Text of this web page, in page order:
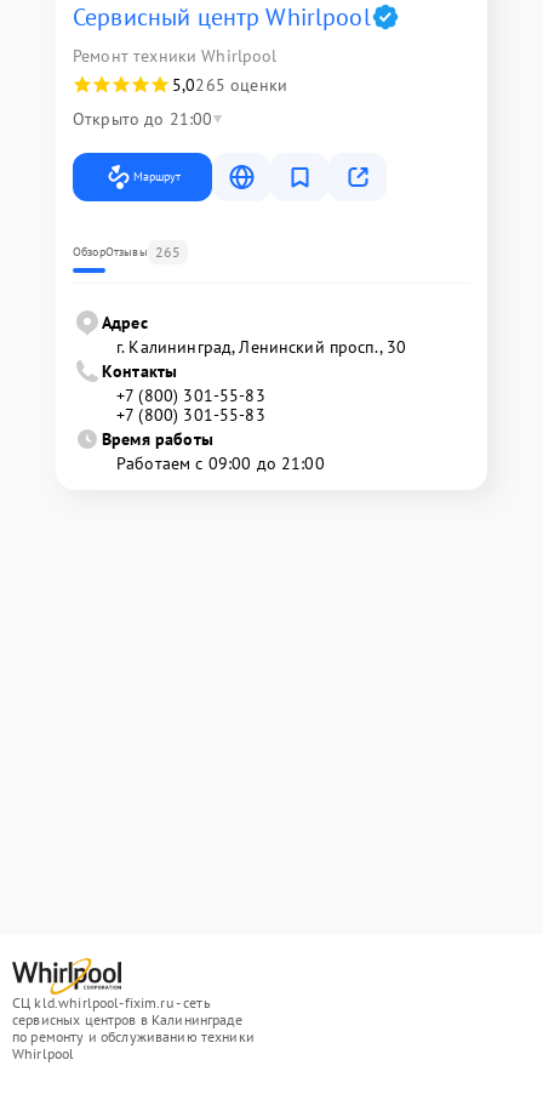
Сервисный центр Whirlpool
Ремонт техники Whirlpool
5,0265 оценки
Открыто до 21:00
Маршрут
ОбзорОтзывы 265
Адрес
г. Калининград, Ленинский просп., 30
Контакты
+7 (800) 301-55-83
+7 (800) 301-55-83
Время работы
Работаем с 09:00 до 21:00
СЦ kld.whirlpool-fixim.ru - сеть
сервисных центров в Калининграде
по ремонту и обслуживанию техники
Whirlpool